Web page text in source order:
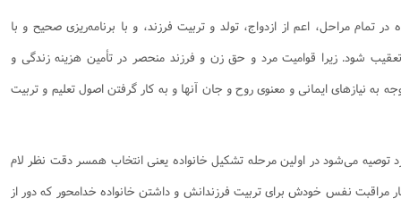
تمام مراحل، اعم از ازدواج، تولد و تربیت فرزند، و با برنامه‌ریزى صحیح و با
شود. زیرا قوامیت مرد و حق زن و فرزند منحصر در تأمین هزینه زندگى و
به نیازهای ایمانی و معنوی روح و جان آنها و به کار گرفتن اصول تعلیم و تربیت
توصیه می‌شود در اولین مرحله تشکیل خانواده یعنی انتخاب همسر دقت نظر لام
مراقبت نفس خودش برای تربیت فرزندانش و داشتن خانواده خدامحور که دور از